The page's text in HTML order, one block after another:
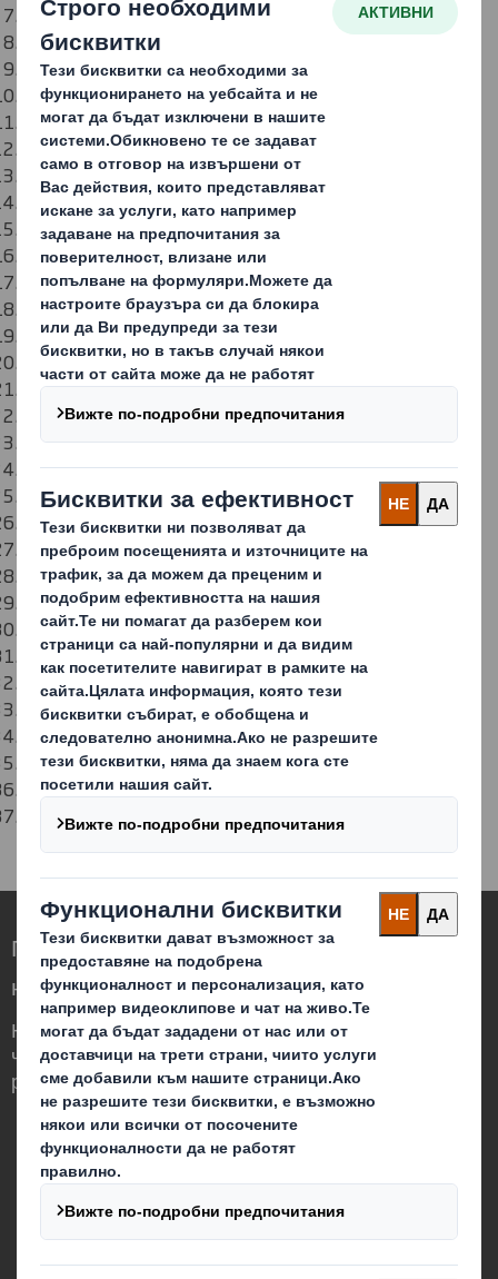
DS Smith Bulgaria S.A.
DS Smith Belišće Croatia d.o.o.
DS Smith Packaging Czech Republic s.r.o.
DS Smith Packaging Denmark A/S
DS Smith Packaging Estonia AS
DS Smith Packaging Finland Oy
DS Smith Packaging France
DS Smith Packaging Deutschland Stiftung & Co. KG
DS Smith Hellas S.A.
DS Smith Packaging Hungary Kft.
DS Smith Packaging Italia SpA
SIA DS Smith Packaging Latvia
UAB DS Smith Packaging Lithuania
DS Smith (Luxembourg) S.à r.l.
DS Smith Packaging Netherlands B.V.
DS Smith AD Skopje
DS Smith Polska sp. z o.o.
DS Smith Packaging Portugal, S.A.
DS Smith Packaging Romania S.R.L.
DS Smith Packaging d.o.o. Kruševac
DS Smith Turpak Obaly, a.s.
DS Smith Slovenija d.o.o.
DS Smith Packaging Holding S.L.U.
DS Smith Packaging Sweden AB
DS Smith Packaging Switzerland AG
DS Smith Ambalaj A.Ş.
DS Smith (UK) Limited
DS Smith Paper Limited
DS Smith Business Services Limited
DS Smith Recycling UK Limited
DS Smith North America Shared Services, LLC
Преоткриваме опаковките на по-високо
ниво в един променящ се свят
Ние сме различни, защото осъзнаваме,
че опаковките могат да играят важна
роля в света около нас.
Кои сме ние
За DS Smith
За International Paper